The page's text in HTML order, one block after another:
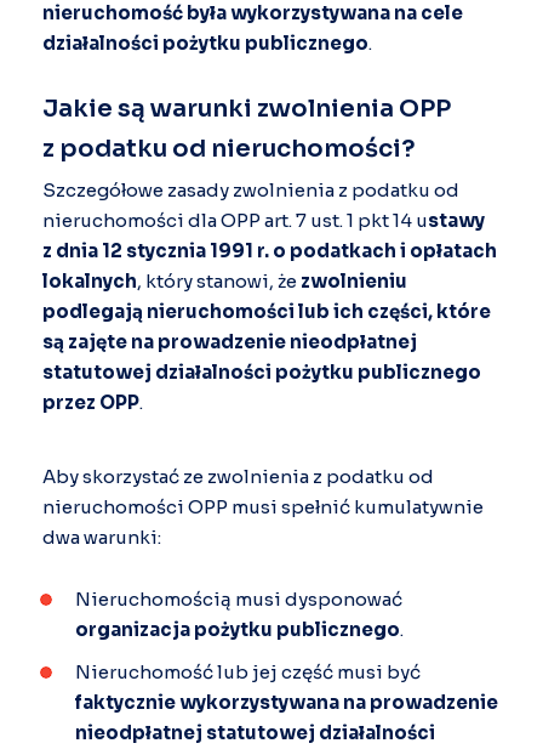
nieruchomość była wykorzystywana na cele
działalności pożytku publicznego.
Jakie są warunki zwolnienia OPP
z podatku od nieruchomości?
Szczegółowe zasady zwolnienia z podatku od
nieruchomości dla OPP art. 7 ust. 1 pkt 14 ustawy
z dnia 12 stycznia 1991 r. o podatkach i opłatach
lokalnych, który stanowi, że zwolnieniu
podlegają nieruchomości lub ich części, które
są zajęte na prowadzenie nieodpłatnej
statutowej działalności pożytku publicznego
przez OPP.
Aby skorzystać ze zwolnienia z podatku od
nieruchomości OPP musi spełnić kumulatywnie
dwa warunki:
Nieruchomością musi dysponować
organizacja pożytku publicznego.
Nieruchomość lub jej część musi być
faktycznie wykorzystywana na prowadzenie
nieodpłatnej statutowej działalności